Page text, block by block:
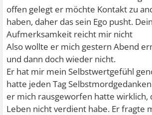
offen gelegt er möchte Kontakt zu
haben, daher das sein Ego pusht.
Aufmerksamkeit reicht mir nicht
Also wollte er mich gestern Abend
und dann doch wieder nicht.
Er hat mir mein Selbstwertgefühl
hatte jeden Tag
er mich rausgeworfen hatte wirklich,
Leben nicht verdient habe. Er fragte